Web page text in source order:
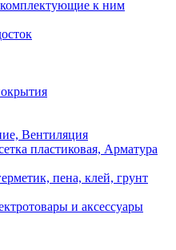
к ним
Вентиляция
пластиковая, Арматура
пена, клей, грунт
и аксессуары